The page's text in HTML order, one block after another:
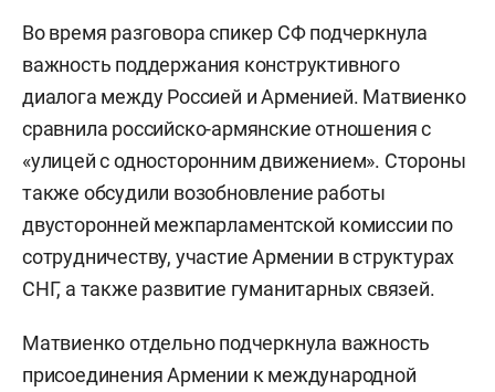
Во время разговора спикер СФ подчеркнула
важность поддержания конструктивного
диалога между Россией и Арменией. Матвиенко
сравнила российско-армянские отношения с
«улицей с односторонним движением». Стороны
также обсудили возобновление работы
двусторонней межпарламентской комиссии по
сотрудничеству, участие Армении в структурах
СНГ, а также развитие гуманитарных связей.
Матвиенко отдельно подчеркнула важность
присоединения Армении к международной